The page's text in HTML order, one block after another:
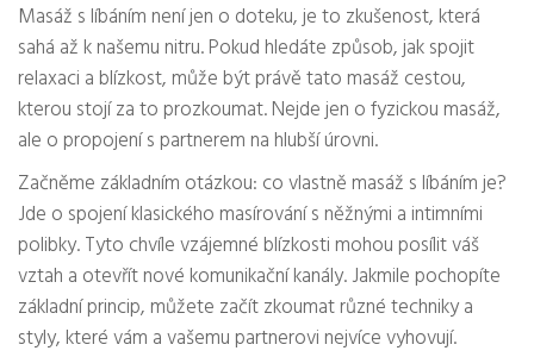
Masáž s líbáním není jen o doteku, je to zkušenost, která
sahá až k našemu nitru. Pokud hledáte způsob, jak spojit
relaxaci a blízkost, může být právě tato masáž cestou,
kterou stojí za to prozkoumat. Nejde jen o fyzickou masáž,
ale o propojení s partnerem na hlubší úrovni.
Začněme základním otázkou: co vlastně masáž s líbáním je?
Jde o spojení klasického masírování s něžnými a intimními
polibky. Tyto chvíle vzájemné blízkosti mohou posílit váš
vztah a otevřít nové komunikační kanály. Jakmile pochopíte
základní princip, můžete začít zkoumat různé techniky a
styly, které vám a vašemu partnerovi nejvíce vyhovují.